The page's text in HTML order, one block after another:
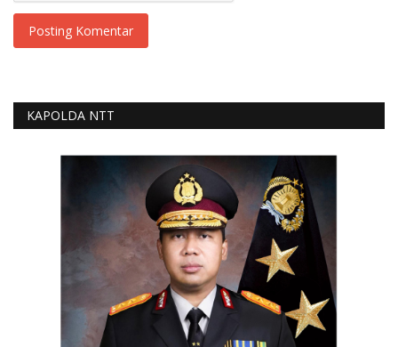
Posting Komentar
KAPOLDA NTT